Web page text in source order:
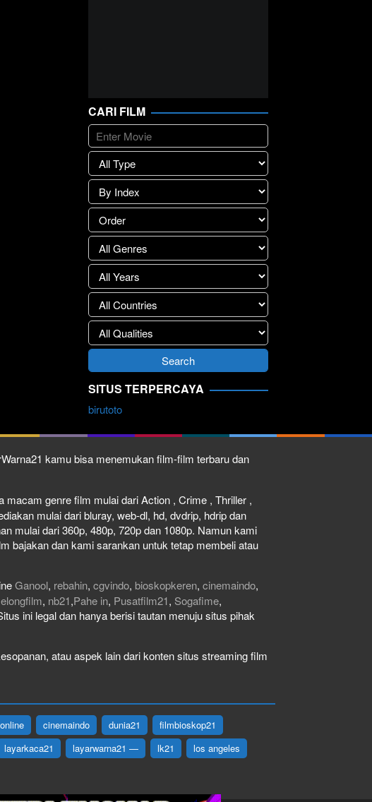
CARI FILM
SITUS TERPERCAYA
birutoto
kamu bisa menemukan film-film terbaru dan
genre film mulai dari Action , Crime , Thriller ,
mulai dari bluray, web-dl, hd, dvdrip, hdrip dan
mulai dari 360p, 480p, 720p dan 1080p. Namun kami
bajakan dan kami sarankan untuk tetap membeli atau
Ganool, rebahin, cgvindo, bioskopkeren, cinemaindo,
, nb21,Pahe in, Pusatfilm21, Sogafime,
ini legal dan hanya berisi tautan menuju situs pihak
atau aspek lain dari konten situs streaming film
cinemaindo dunia21
filmbioskop21
layarkaca21 layarwarna21 — lk21
los angeles